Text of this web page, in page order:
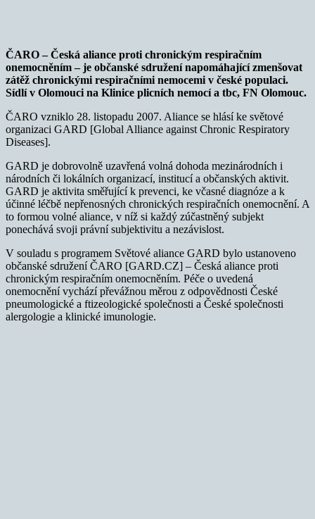
ČARO – Česká aliance proti chronickým respiračním
onemocněním – je občanské sdružení napomáhající zmenšovat
zátěž chronickými respiračními nemocemi v české populaci.
Sídlí v Olomouci na Klinice plicních nemocí a tbc, FN Olomouc.
ČARO vzniklo 28. listopadu 2007. Aliance se hlásí ke světové
organizaci GARD [Global Alliance against Chronic Respiratory
Diseases].
GARD je dobrovolně uzavřená volná dohoda mezinárodních i
národních či lokálních organizací, institucí a občanských aktivit.
GARD je aktivita směřující k prevenci, ke včasné diagnóze a k
účinné léčbě nepřenosných chronických respiračních onemocnění. A
to formou volné aliance, v níž si každý zúčastněný subjekt
ponechává svoji právní subjektivitu a nezávislost.
V souladu s programem Světové aliance GARD bylo ustanoveno
občanské sdružení ČARO [GARD.CZ] – Česká aliance proti
chronickým respiračním onemocněním. Péče o uvedená
onemocnění vychází převážnou měrou z odpovědnosti České
pneumologické a ftizeologické společnosti a České společnosti
alergologie a klinické imunologie.